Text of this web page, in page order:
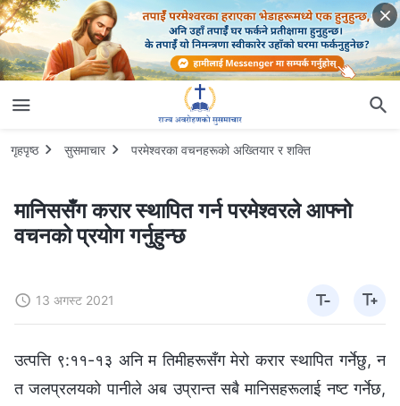
गृहपृष्ठ सुसमाचार परमेश्‍वरका वचनहरूको अख्‍तियार र शक्ति
मानिससँग करार स्थापित गर्न परमेश्‍वरले आफ्‍नो
वचनको प्रयोग गर्नुहुन्छ
13 अगस्ट 2021
उत्पत्ति ९:११-१३ अनि म तिमीहरूसँग मेरो करार स्थापित गर्नेछु, न
त जलप्रलयको पानीले अब उप्रान्त सबै मानिसहरूलाई नष्ट गर्नेछ,